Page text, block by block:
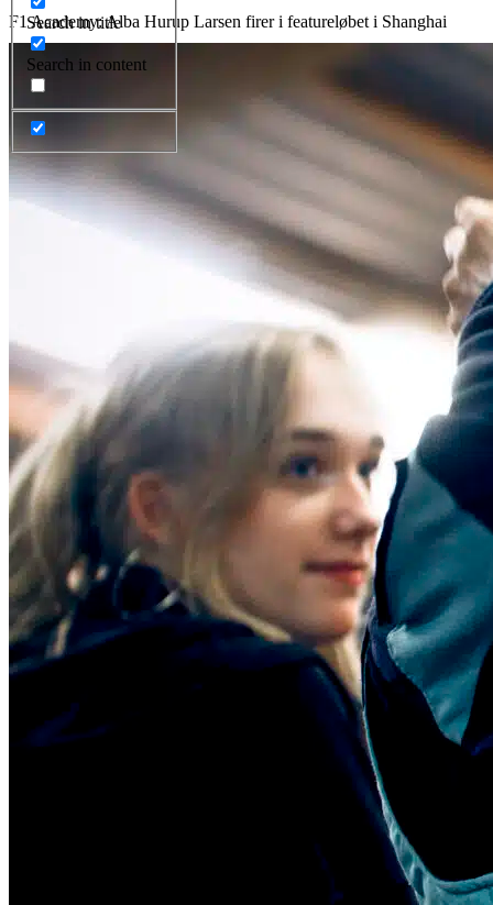
Search in title
Search in content
F1 Academy: Alba Hurup Larsen firer i featureløbet i Shanghai